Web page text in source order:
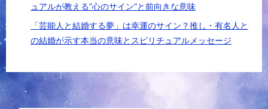
ュアルが教える”心のサイン”と前向きな意味
「芸能人と結婚する夢」は幸運のサイン？推し・有名人と
の結婚が示す本当の意味とスピリチュアルメッセージ